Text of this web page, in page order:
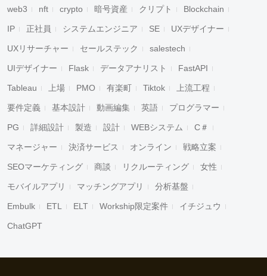
web3 nft crypto 暗号資産 クリプト Blockchain
IP 正社員 システムエンジニア SE UXデザイナー
UXリサーチャー セールステック salestech
UIデザイナー Flask データアナリスト FastAPI
Tableau 上場 PMO 有楽町 Tiktok 上流工程
要件定義 基本設計 動画編集 英語 プログラマー
PG 詳細設計 製造 設計 WEBシステム C＃
マネージャー 決済サービス オンライン 戦略立案
SEOマーケティング 商談 リクルーティング 女性
モバイルアプリ マッチングアプリ 分析基盤
Embulk ETL ELT Workship限定案件 イチジュウ
ChatGPT